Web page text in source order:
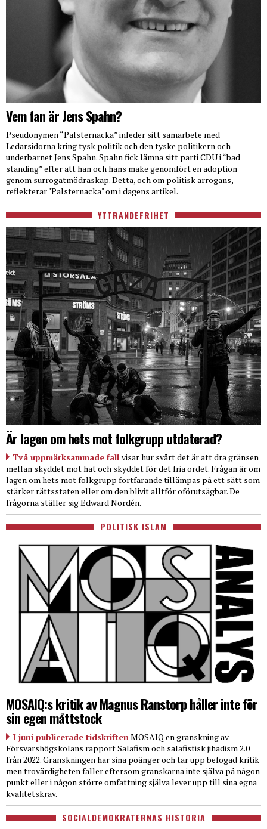
Vem fan är Jens Spahn?
Pseudonymen “Palsternacka” inleder sitt samarbete med
Ledarsidorna kring tysk politik och den tyske politikern och
underbarnet Jens Spahn. Spahn fick lämna sitt parti CDU i “bad
standing” efter att han och hans make genomfört en adoption
genom surrogatmödraskap. Detta, och om politisk arrogans,
reflekterar "Palsternacka" om i dagens artikel.
YTTRANDEFRIHET
Är lagen om hets mot folkgrupp utdaterad?
Två uppmärksammade fall visar hur svårt det är att dra gränsen
mellan skyddet mot hat och skyddet för det fria ordet. Frågan är om
lagen om hets mot folkgrupp fortfarande tillämpas på ett sätt som
stärker rättsstaten eller om den blivit alltför oförutsägbar. De
frågorna ställer sig Edward Nordén.
POLITISK ISLAM
MOSAIQ:s kritik av Magnus Ranstorp håller inte för
sin egen måttstock
I juni publicerade tidskriften MOSAIQ en granskning av
Försvarshögskolans rapport Salafism och salafistisk jihadism 2.0
från 2022. Granskningen har sina poänger och tar upp befogad kritik
men trovärdigheten faller eftersom granskarna inte själva på någon
punkt eller i någon större omfattning själva lever upp till sina egna
kvalitetskrav.
SOCIALDEMOKRATERNAS HISTORIA